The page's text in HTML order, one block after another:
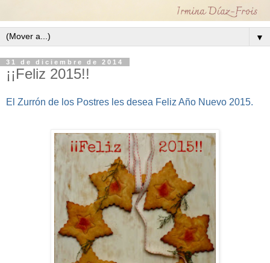
▼
31 de diciembre de 2014
¡¡Feliz 2015!!
El Zurrón de los Postres les desea Feliz Año Nuevo 2015.